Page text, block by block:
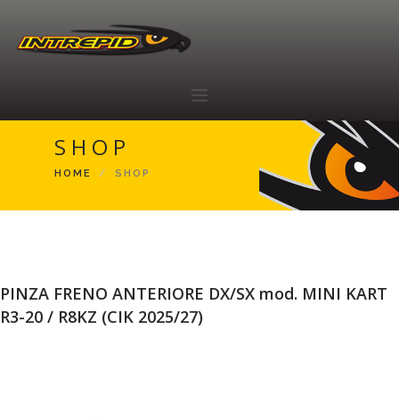
HOME
ABOUT
CONTATTI
IT
SHOP
HOME SHOP
PINZA FRENO ANTERIORE DX/SX mod. MINI KART
R3-20 / R8KZ (CIK 2025/27)